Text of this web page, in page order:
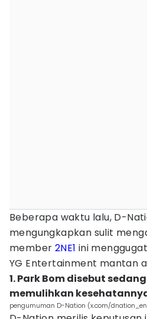
Beberapa waktu lalu, D-
mengungkapkan sulit
member 2NE1 ini
YG Entertainment mantan
1. Park Bom disebut
memulihkan
pengumuman D-Nation (x.com/